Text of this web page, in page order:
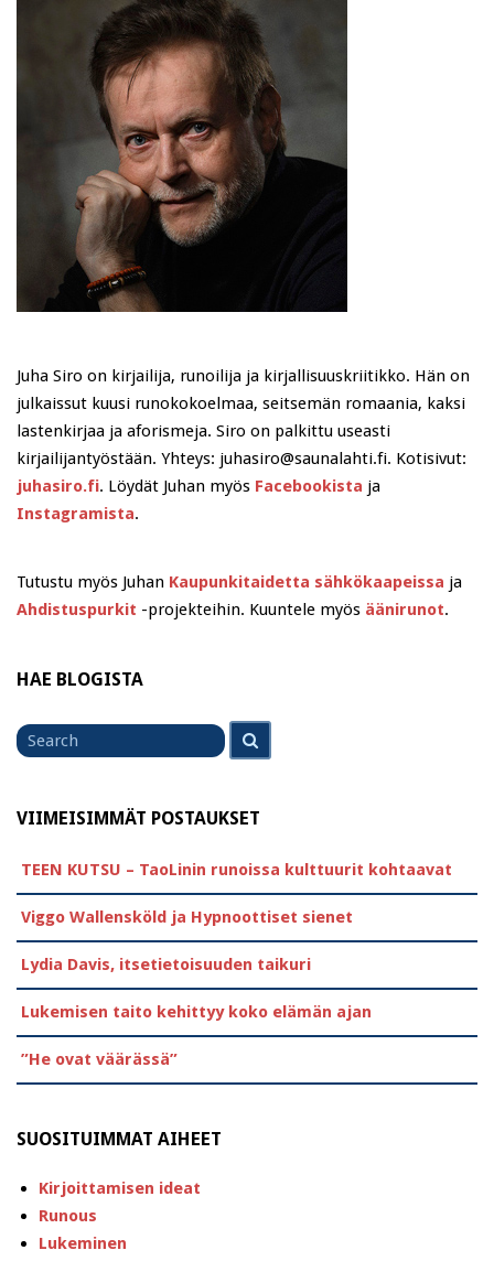
Juha Siro on kirjailija, runoilija ja kirjallisuuskriitikko. Hän on
julkaissut kuusi runokokoelmaa, seitsemän romaania, kaksi
lastenkirjaa ja aforismeja. Siro on palkittu useasti
kirjailijantyöstään. Yhteys: juhasiro@saunalahti.fi. Kotisivut:
juhasiro.fi. Löydät Juhan myös Facebookista ja
Instagramista.
Tutustu myös Juhan Kaupunkitaidetta sähkökaapeissa ja
Ahdistuspurkit -projekteihin. Kuuntele myös äänirunot.
HAE BLOGISTA
Search
for
VIIMEISIMMÄT POSTAUKSET
TEEN KUTSU – TaoLinin runoissa kulttuurit kohtaavat
Viggo Wallensköld ja Hypnoottiset sienet
Lydia Davis, itsetietoisuuden taikuri
Lukemisen taito kehittyy koko elämän ajan
”He ovat väärässä”
SUOSITUIMMAT AIHEET
Kirjoittamisen ideat
Runous
Lukeminen